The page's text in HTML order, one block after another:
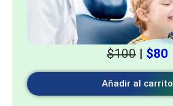
$100 | $80
Añadir al carrito